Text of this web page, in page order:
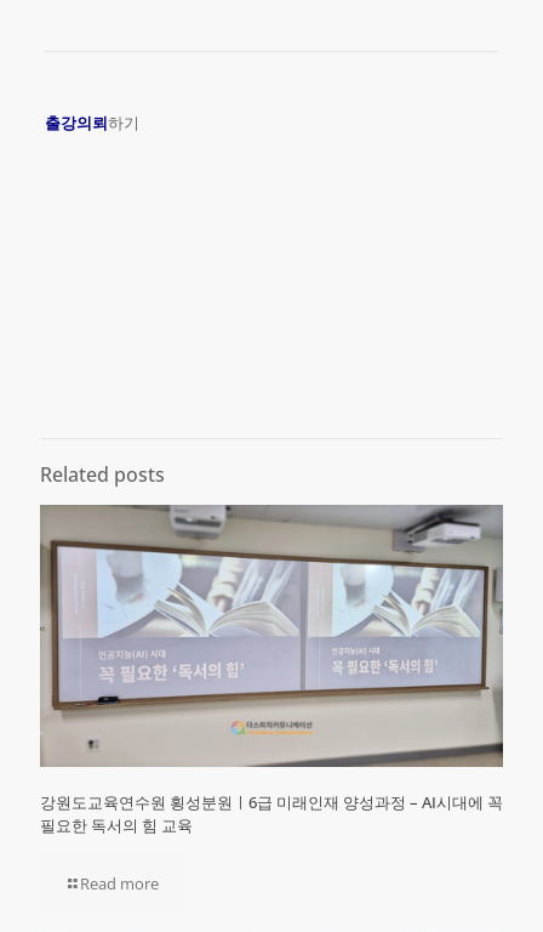
출강의뢰 하기
Related posts
강원도교육연수원 횡성분원ㅣ6급 미래인재 양성과정 – AI시대에 꼭
필요한 독서의 힘 교육
Read more